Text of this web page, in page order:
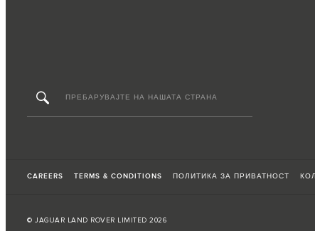
CAREERS TERMS & CONDITIONS ПОЛИТИКА ЗА ПРИВАТНОСТ
© JAGUAR LAND ROVER LIMITED 2026